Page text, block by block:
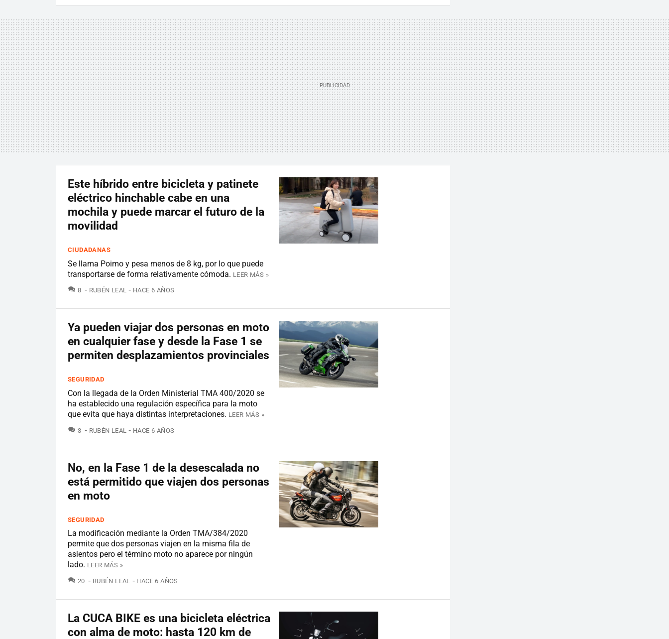
Este híbrido entre bicicleta y patinete
eléctrico hinchable cabe en una
mochila y puede marcar el futuro de la
movilidad
CIUDADANAS
Se llama Poimo y pesa menos de 8 kg, por lo que puede
transportarse de forma relativamente cómoda. LEER MÁS »
8 COMENTARIOS
RUBÉN LEAL HACE 6 AÑOS
Ya pueden viajar dos personas en moto
en cualquier fase y desde la Fase 1 se
permiten desplazamientos provinciales
SEGURIDAD
Con la llegada de la Orden Ministerial TMA 400/2020 se
ha establecido una regulación específica para la moto
que evita que haya distintas interpretaciones. LEER MÁS »
3 COMENTARIOS
RUBÉN LEAL HACE 6 AÑOS
No, en la Fase 1 de la desescalada no
está permitido que viajen dos personas
en moto
SEGURIDAD
La modificación mediante la Orden TMA/384/2020
permite que dos personas viajen en la misma fila de
asientos pero el término moto no aparece por ningún
lado. LEER MÁS »
20 COMENTARIOS
RUBÉN LEAL HACE 6 AÑOS
La CUCA BIKE es una bicicleta eléctrica
con alma de moto: hasta 120 km de